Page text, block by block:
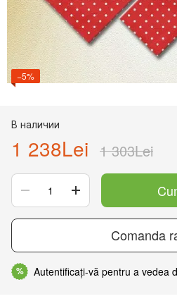
−5%
В наличии
1 238Lei 1 303Lei
Comanda
% Autentificați-vă pentru a vedea